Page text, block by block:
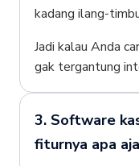
kadang ilang-
Jadi kalau Anda
gak tergantung
3. Software
fiturnya apa